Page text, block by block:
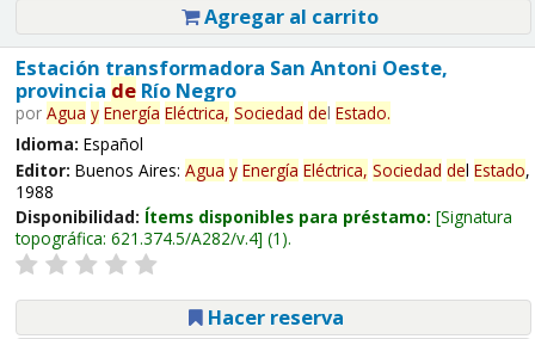
Agregar al carrito
Estación transformadora San Antoni Oeste,
provincia deRío Negro
por Agua y Energía Eléctrica, Sociedad del Estado.
Idioma: Español
Editor: Buenos Aires: Agua y Energía Eléctrica, Sociedad del Estado,
1988
Disponibilidad: Ítems disponibles para préstamo: Signatura
topográfica: 621.374.5/A282/v.4 (1).
Hacer reserva